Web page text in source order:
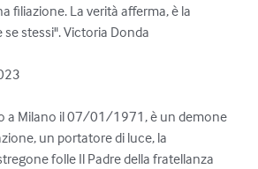
filiazione. La verità afferma, è la
stessi". Victoria Donda
un portatore di luce, la
folle Il Padre della fratellanza